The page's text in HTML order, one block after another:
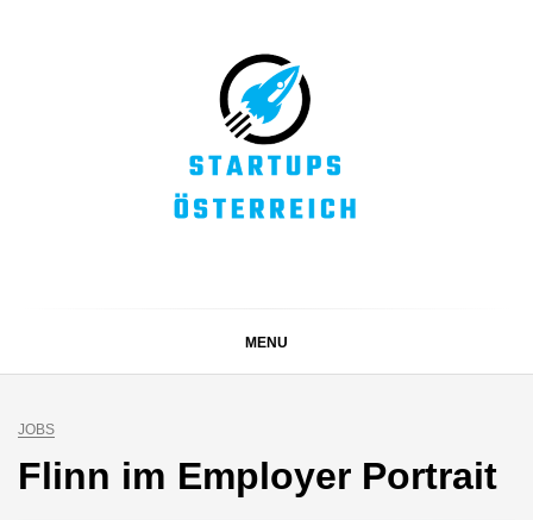
MENU
JOBS
Flinn im Employer Portrait